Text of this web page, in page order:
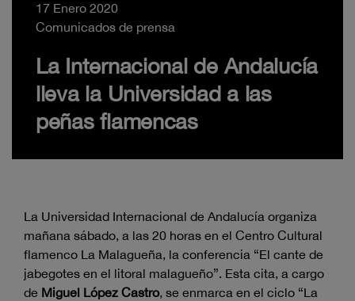
17 Enero 2020
Comunicados de prensa
La Internacional de Andalucía
lleva la Universidad a las
peñas flamencas
La Universidad Internacional de Andalucía organiza
mañana sábado, a las 20 horas en el Centro Cultural
flamenco La Malagueña, la conferencia “El cante de
jabegotes en el litoral malagueño”. Esta cita, a cargo
de Miguel López Castro, se enmarca en el ciclo “La